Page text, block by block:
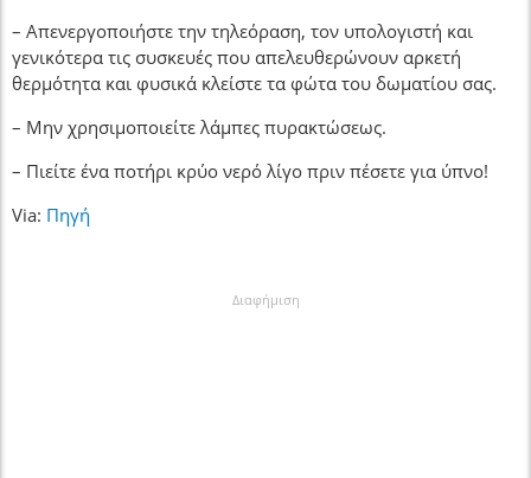
– Απενεργοποιήστε την τηλεόραση, τον υπολογιστή και
γενικότερα τις συσκευές που απελευθερώνουν αρκετή
θερμότητα και φυσικά κλείστε τα φώτα του δωματίου σας.
– Μην χρησιμοποιείτε λάμπες πυρακτώσεως.
– Πιείτε ένα ποτήρι κρύο νερό λίγο πριν πέσετε για ύπνο!
Via: Πηγή
Διαφήμιση